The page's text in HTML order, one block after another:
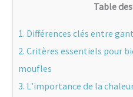
Table
1. Différences clés entre
2. Critères essentiels pour
moufles
3. L’importance de la